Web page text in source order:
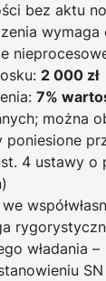
bez aktu
wymaga
2 000 zł
7%
można
poniesione
4 ustawy o
władania –
SN